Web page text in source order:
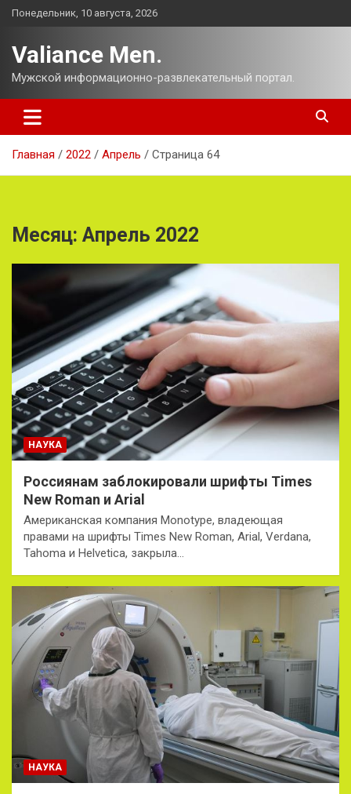
Перейти
Понедельник, 10 августа, 2026
Valiance Men.
Мужской информационно-развлекательный портал.
Главная 2022 Апрель Страница 64
Месяц: Апрель 2022
НАУКА
Россиянам заблокировали шрифты Times
New Roman и Arial
Американская компания Monotype, владеющая
правами на шрифты Times New Roman, Arial, Verdana,
Tahoma и Helvetica, закрыла…
НАУКА